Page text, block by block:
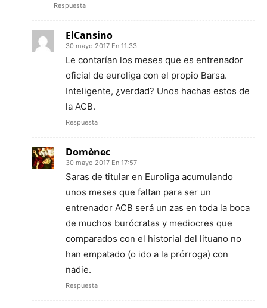
Respuesta
ElCansino
30 mayo 2017 En 11:33
Le contarían los meses que es entrenador
oficial de euroliga con el propio Barsa.
Inteligente, ¿verdad? Unos hachas estos de
la ACB.
Respuesta
Domènec
30 mayo 2017 En 17:57
Saras de titular en Euroliga acumulando
unos meses que faltan para ser un
entrenador ACB será un zas en toda la boca
de muchos burócratas y mediocres que
comparados con el historial del lituano no
han empatado (o ido a la prórroga) con
nadie.
Respuesta